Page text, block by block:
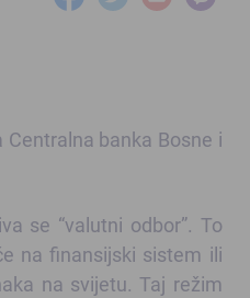
banka Bosne i
se “valutni odbor”. To
na finansijski sistem ili
na svijetu. Taj režim